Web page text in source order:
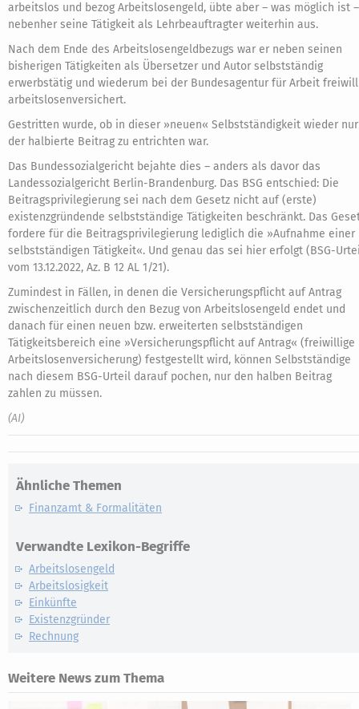
arbeitslos und bezog Arbeitslosengeld, übte aber – was möglich ist –
nebenher seine Tätigkeit als Lehrbeauftragter weiterhin aus.
Nach dem Ende des Arbeitslosengeldbezugs war er neben seinen
bisherigen Tätigkeiten als Übersetzer und Autor selbstständig
erwerbstätig und wiederum bei der Bundesagentur für Arbeit
arbeitslosenversichert.
Gestritten wurde, ob in dieser »neuen« Selbstständigkeit wieder nur
der halbierte Beitrag zu entrichten war.
Das Bundessozialgericht bejahte dies – anders als davor das
Landessozialgericht Berlin-Brandenburg. Das BSG entschied: Die
Beitragsprivilegierung sei nach dem Gesetz nicht auf (erste)
existenzgründende selbstständige Tätigkeiten beschränkt. Das
fordere für die Beitragsprivilegierung lediglich die »Aufnahme einer
selbstständigen Tätigkeit«. Und genau das sei hier erfolgt (BSG-
vom 13.12.2022, Az. B 12 AL 1/21).
Zumindest in Fällen, in denen die Versicherungspflicht auf Antrag
zwischenzeitlich durch den Bezug von Arbeitslosengeld endet und
danach für einen neuen bzw. erweiterten selbstständigen
Tätigkeitsbereich eine »Versicherungspflicht auf Antrag« (freiwillige
Arbeitslosenversicherung) festgestellt wird, können Selbstständige
nach diesem BSG-Urteil darauf pochen, nur den halben Beitrag
zahlen zu müssen.
(AI)
Ähnliche Themen
Finanzamt & Formalitäten
Verwandte Lexikon-Begriffe
Arbeitslosengeld
Arbeitslosigkeit
Einkünfte
Existenzgründer
Rechnung
Weitere News zum Thema